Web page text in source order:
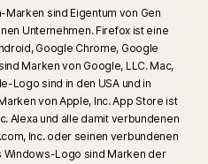
Internet-/Datentarif verfügt und
Ländern verfügbar. Welche
vom Wohnsitzland bzw.
überwacht die
der Prozess sofort beginnt. Loggen
sind Eigentum von Gen
Unternehmen. Firefox ist eine
Google Chrome, Google
Marken von Google, LLC. Mac,
Logo sind in den USA und in
von Apple, Inc. App Store ist
Alexa und alle damit verbundenen
Inc. oder seinen verbundenen
Windows-Logo sind Marken der